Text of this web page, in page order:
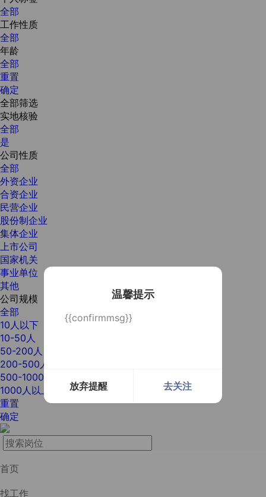
温馨提示
{{confirmmsg}}
放弃提醒 去关注
全部
工作性质
全部
年龄
全部
重置
确定
全部筛选
实地核验
全部
是
公司性质
全部
外资企业
合资企业
民营企业
股份制企业
集体企业
上市公司
国家机关
事业单位
其他
公司规模
全部
10人以下
10-50人
50-200人
200-500人
500-1000人
1000人以上
重置
确定
首页
找工作